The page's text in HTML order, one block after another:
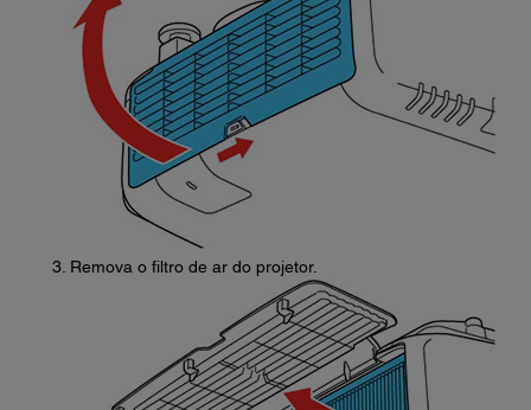
Remova o filtro de ar do projetor.